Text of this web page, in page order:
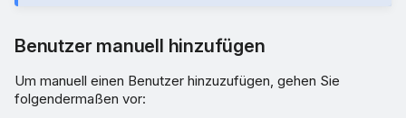
Benutzer manuell hinzufügen
Um manuell einen Benutzer hinzuzufügen, gehen Sie
folgendermaßen vor: